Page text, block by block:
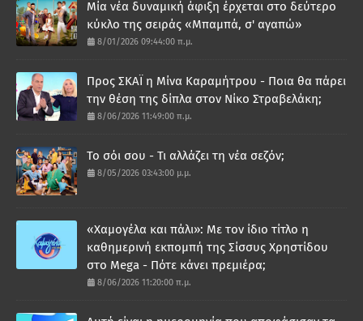
Μία νέα δυναμική άφιξη έρχεται στο δεύτερο
κύκλο της σειράς «Μπαμπά, σ' αγαπώ»
8/01/2026 09:44:00 π.μ.
Προς ΣΚΑΪ η Μίνα Καραμήτρου - Ποια θα πάρει
την θέση της δίπλα στον Νίκο Στραβελάκη;
8/06/2026 11:49:00 π.μ.
Το σόι σου - Τι αλλάζει τη νέα σεζόν;
8/05/2026 03:43:00 μ.μ.
«Χαμογέλα και πάλι»: Με τον ίδιο τίτλο η
καθημερινή εκπομπή της Σίσσυς Χρηστίδου
στο Mega - Πότε κάνει πρεμιέρα;
8/06/2026 11:20:00 π.μ.